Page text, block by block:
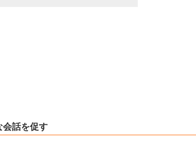
会話を促す